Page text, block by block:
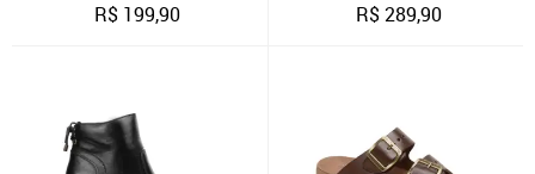
R$ 199,90 R$289,90